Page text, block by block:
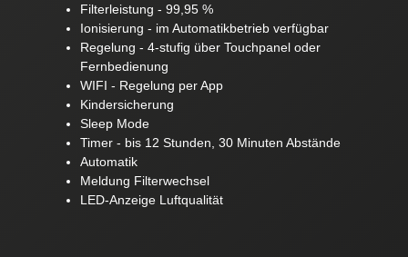
Filterleistung - 99,95 %
Ionisierung - im Automatikbetrieb verfügbar
Regelung - 4-stufig über Touchpanel oder
Fernbedienung
WIFI - Regelung per App
Kindersicherung
Sleep Mode
Timer - bis 12 Stunden, 30 Minuten Abstände
Automatik
Meldung Filterwechsel
LED-Anzeige Luftqualität